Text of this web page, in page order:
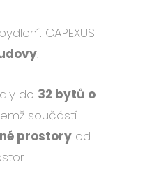
CAPEXUS
.
do 32 bytů o
součástí
prostory od